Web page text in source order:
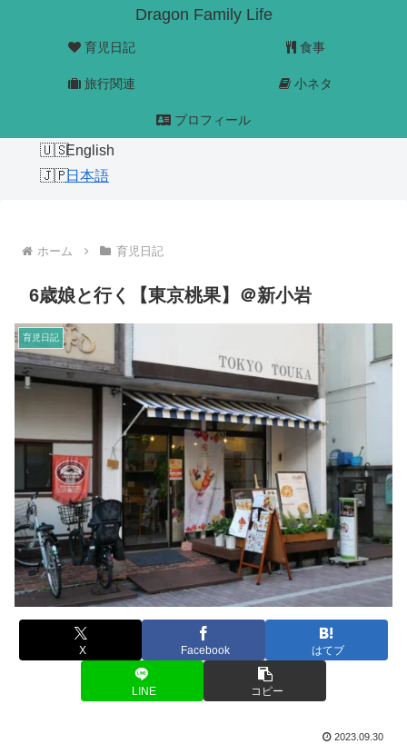
Dragon Family Life
育児日記 食事
旅行関連 小ネタ
プロフィール
English
日本語
ホーム 育児日記
6歳娘と行く【東京桃果】＠新小岩
育児日記
X Facebook はてブ
LINE コピー
2023.09.30